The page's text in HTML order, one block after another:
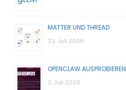
MATTER UND THREAD
23. Juli 2026
OPENCLAW AUSPROBIEREN
3. Juli 2026